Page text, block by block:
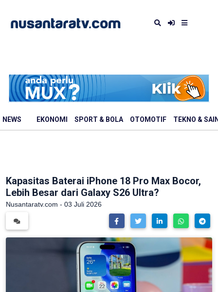
NEWS EKONOMI SPORT & BOLA OTOMOTIF TEKNO &
Kapasitas Baterai iPhone 18 Pro Max Bocor,
Lebih Besar dari Galaxy S26 Ultra?
Nusantaratv.com - 03 Juli 2026